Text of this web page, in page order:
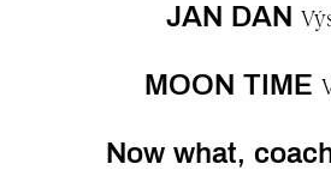
JAN DAN
MOON TIME
Now what,